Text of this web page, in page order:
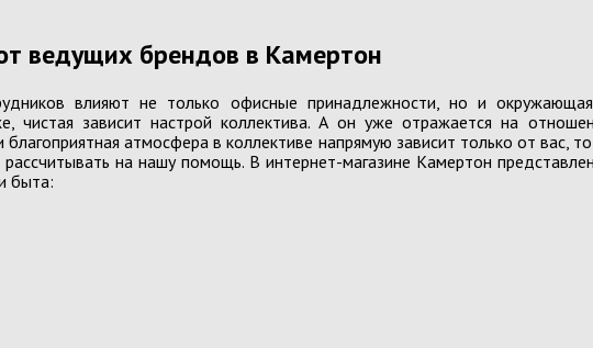
Папки адресные
Папки на кнопке,резинке, завязке,
липучке,молнии
Папки с прижимом
Расходные материалы
Уничтожители
Офисные мелочи
ведущих брендов в Камертон
влияют не только офисные принадлежности, но и
чистая зависит настрой коллектива. А он уже отражается на
благоприятная атмосфера в коллективе напрямую зависит только от вас,
на нашу помощь. В интернет-магазине Камертон
быта: